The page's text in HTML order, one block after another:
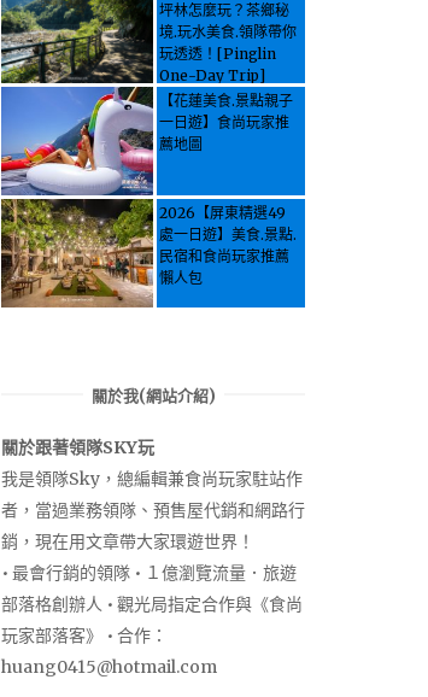
坪林怎麼玩？茶鄉秘
境.玩水美食.領隊帶你
玩透透！[Pinglin
One-Day Trip]
How to explore
Pinglin, New
Taipei? Tea Village
Let the guide take
you through it all!
【花蓮美食.景點親子
一日遊】食尚玩家推
薦地圖
2026【屏東精選49
處一日遊】美食.景點.
民宿和食尚玩家推薦
懶人包
關於我(網站介紹)
關於跟著領隊SKY玩
我是領隊Sky，總編輯兼食尚玩家駐站作
者，當過業務領隊、預售屋代銷和網路行
銷，現在用文章帶大家環遊世界！
• 最會行銷的領隊 • １億瀏覽流量．旅遊
部落格創辦人 • 觀光局指定合作與《食尚
玩家部落客》 • 合作：
huang0415@hotmail.com